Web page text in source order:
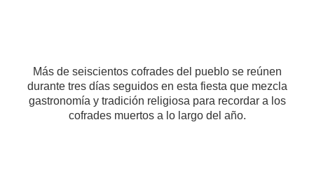
Más de seiscientos cofrades del pueblo se reúnen
durante tres días seguidos en esta fiesta que mezcla
gastronomía y tradición religiosa para recordar a los
cofrades muertos a lo largo del año.